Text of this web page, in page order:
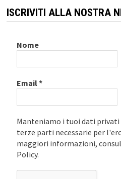
ISCRIVITI ALLA NOSTRA
Nome
Email*
Manteniamo i tuoi dati privati
terze parti necessarie per
maggiori informazioni,
Policy.